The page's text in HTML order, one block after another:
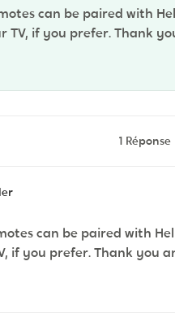
can be paired with
TV, if you prefer. Thank
1 Réponse
can be paired with
if you prefer. Thank you